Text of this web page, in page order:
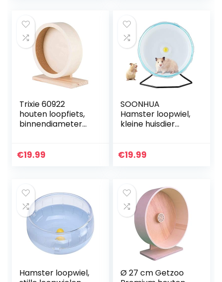
Trixie 60922
houten loopfiets,
binnendiameter
€19.99
SOONHUA
Hamster loopwiel,
kleine huisdier
running spinner
€19.99
Hamster loopwiel,
Ø 27 cm Getzoo